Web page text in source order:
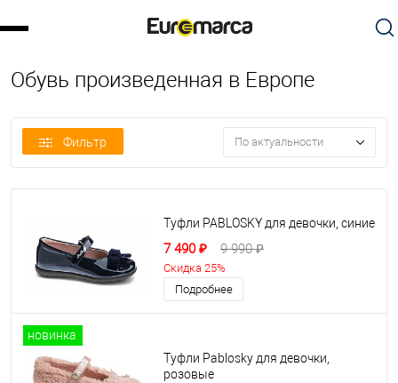
Обувь произведенная в Европе
Фильтр По актуальности
Туфли PABLOSKY для девочки, синие
7 490 ₽ 9 990 ₽
Скидка 25%
Подробнее
новинка
Туфли Pablosky для девочки,
розовые